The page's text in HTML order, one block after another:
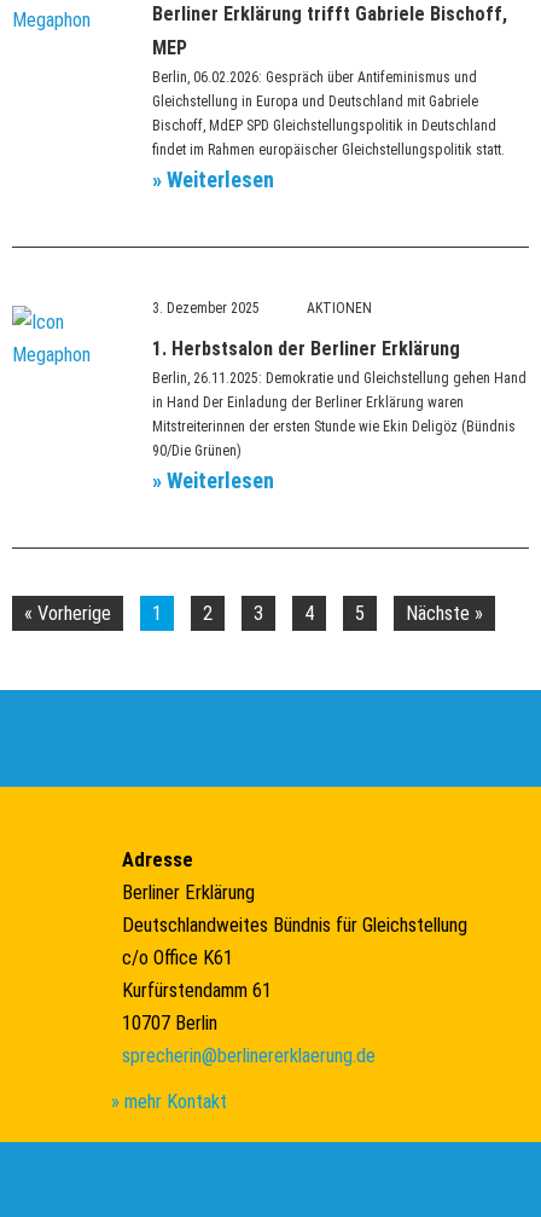
Berliner Erklärung trifft Gabriele Bischoff,
MEP
Berlin, 06.02.2026: Gespräch über Antifeminismus und
Gleichstellung in Europa und Deutschland mit Gabriele
Bischoff, MdEP SPD Gleichstellungspolitik in Deutschland
findet im Rahmen europäischer Gleichstellungspolitik statt.
» Weiterlesen
1. Herbstsalon der Berliner Erklärung
3. Dezember 2025
Berlin, 26.11.2025: Demokratie und Gleichstellung gehen Hand
in Hand Der Einladung der Berliner Erklärung waren
Mitstreiterinnen der ersten Stunde wie Ekin Deligöz (Bündnis
90/Die Grünen)
» Weiterlesen
« Vorherige 1 2 3 4 5 Nächste »
Adresse
Berliner Erklärung
Deutschlandweites Bündnis für Gleichstellung
c/o Office K61
Kurfürstendamm 61
10707 Berlin
sprecherin@berlinererklaerung.de
» mehr Kontakt